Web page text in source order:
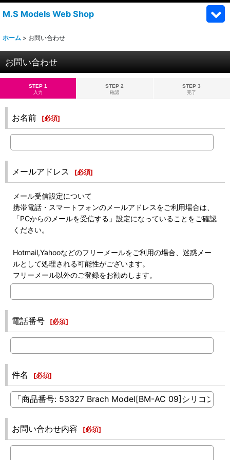
M.S Models Web Shop
ホーム > お問い合わせ
お問い合わせ
STEP 1
入力
STEP 2
確認
STEP 3
完了
お名前 [必須]
メールアドレス [必須]
メール受信設定について
携帯電話・スマートフォンのメールアドレスをご利用場合は、
「PCからのメールを受信する」設定になっていることをご確認
ください。
Hotmail,Yahooなどのフリーメールをご利用の場合、迷惑メー
ルとして処理される可能性がございます。
フリーメール以外のご登録をお勧めします。
電話番号 [必須]
件名 [必須]
お問い合わせ内容 [必須]